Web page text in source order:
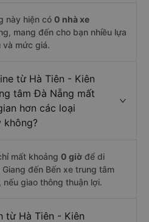
này hiện có 0 nhà xe
mang đến cho bạn nhiều lựa
và mức giá.
từ Hà Tiên - Kiên
tâm Đà Nẵng mất
hơn các loại
không?
mất khoảng 0 giờ để di
đến Bến xe trung tâm
giao thông thuận lợi.
từ Hà Tiên - Kiên